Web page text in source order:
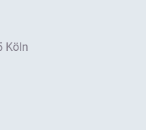
Köln